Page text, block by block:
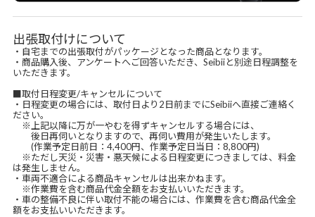
出張取付けについて
・自宅までの出張取付がパッケージとなった商品となります。
・商品購入後、アンケートへご回答いただき、Seibiiと別途日程調整を
いただきます。
■取付日程変更/キャンセルについて
・日程変更の場合には、取付日より2日前までにSeibiiへ直接ご連絡く
ださい。
※上記以降に万が一やむを得ずキャンセルする場合には、
後日再伺いとなりますので、再伺い費用が発生いたします。
(作業予定日前日：4,400円、作業予定日当日：8,800円)
※ただし天災・災害・悪天候による日程変更につきましては、料金
は発生しません。
・車両不適合による商品キャンセルは出来かねます。
※作業費を含む商品代金全額をお支払いいただきます。
・車の整備不良に伴い取付不能の場合には、作業費を含む商品代金全
額をお支払いいただきます。